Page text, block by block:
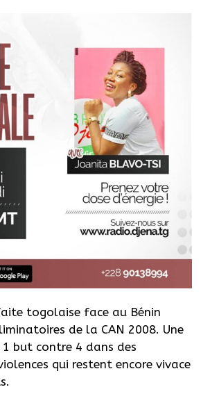
togolaise face au Bénin
de la CAN 2008. Une
but contre 4 dans des
qui restent encore vivace